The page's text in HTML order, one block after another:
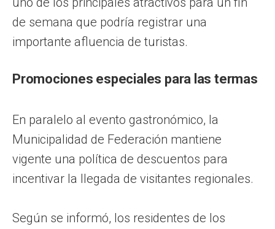
de semana que podría registrar una
importante afluencia de turistas.
Promociones especiales para las termas
En paralelo al evento gastronómico, la
Municipalidad de Federación mantiene
vigente una política de descuentos para
incentivar la llegada de visitantes regionales.
Según se informó, los residentes de los